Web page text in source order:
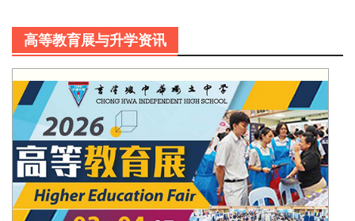
高等教育展与升学资讯